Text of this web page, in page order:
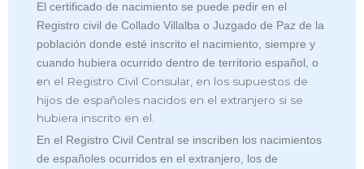
El certificado de nacimiento se puede pedir en el
Registro civil de Collado Villalba o Juzgado de Paz de la
población donde esté inscrito el nacimiento, siempre y
cuando hubiera ocurrido dentro de territorio español, o
en el Registro Civil Consular, en los supuestos de
hijos de españoles nacidos en el extranjero si se
hubiera inscrito en el.
En el Registro Civil Central se inscriben los nacimientos
de españoles ocurridos en el extranjero, los de